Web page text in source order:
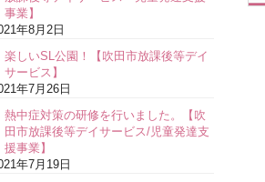
事業】
年8月2日
楽しいSL公園！【吹田市放課後等デイ
サービス】
年7月26日
熱中症対策の研修を行いました。【吹
田市放課後等デイサービス/児童発達支
援事業】
年7月19日